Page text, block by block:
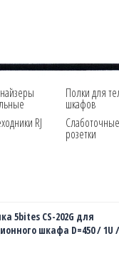
Полки для
шкафов
RJ Слаботочные
розетки
5bites CS-202G для
шкафа D=450 / 1U